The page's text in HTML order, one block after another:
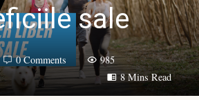
sale
0 Comments
985
8 Mins Read